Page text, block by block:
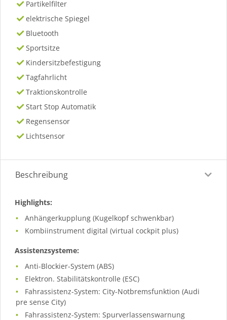
Partikelfilter
elektrische Spiegel
Bluetooth
Sportsitze
Kindersitzbefestigung
Tagfahrlicht
Traktionskontrolle
Start Stop Automatik
Regensensor
Lichtsensor
Beschreibung
Highlights:
Anhängerkupplung (Kugelkopf schwenkbar)
Kombiinstrument digital (virtual cockpit plus)
Assistenzsysteme:
Anti-Blockier-System (ABS)
Elektron. Stabilitätskontrolle (ESC)
Fahrassistenz-System: City-Notbremsfunktion (Audi
pre sense City)
Fahrassistenz-System: Spurverlassenswarnung